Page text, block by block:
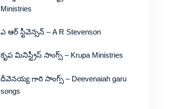
Ministries
ఎ ఆర్ స్టీవెన్సన్ – A R Stevenson
కృప మినిస్ట్రీస్ సాంగ్స్ – Krupa Ministries
దీవెనయ్య గారి సాంగ్స్ – Deevenaiah garu
songs